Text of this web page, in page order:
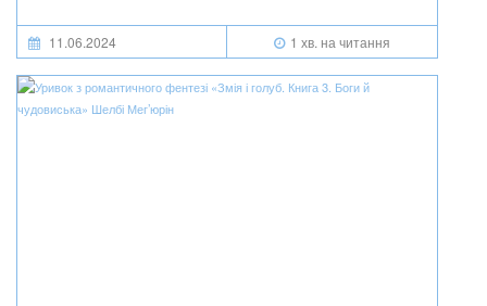
11.06.2024 1 хв. на читання